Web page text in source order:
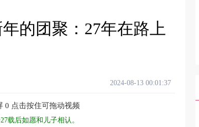
的团聚：27年在路上
2024-08-13 00:01:37
0 点击按住可拖动视频
载后如愿和儿子相认。